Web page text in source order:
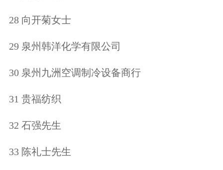
28 向开菊女士
29 泉州韩洋化学有限公司
30 泉州九洲空调制冷设备商行
31 贵福纺织
32 石强先生
33 陈礼士先生